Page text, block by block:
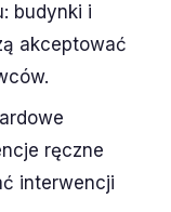
budynki i
akceptować
ręczne
interwencji